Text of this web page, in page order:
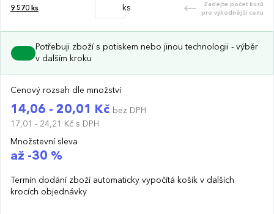
9 570 ks ks
Zadejte počet kusů
pro výhodnější cenu
Potřebuji zboží s potiskem nebo jinou technologii - výběr
v dalším kroku
Cenový rozsah dle množství
14,06 - 20,01 Kč bez DPH
17,01 - 24,21 Kč s DPH
Množstevní sleva
až -30 %
Termín dodání zboží automaticky vypočítá košík v dalších
krocích objednávky